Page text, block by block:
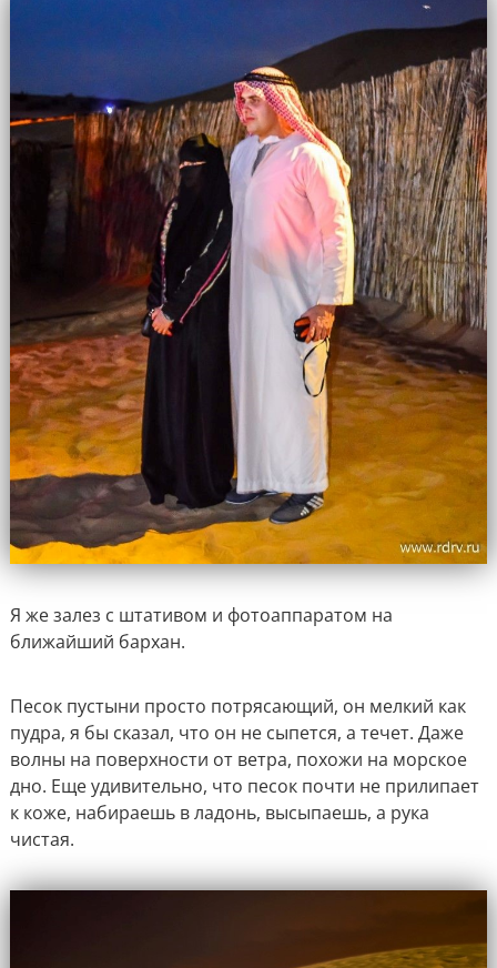
Я же залез с штативом и фотоаппаратом на
ближайший бархан.
Песок пустыни просто потрясающий, он мелкий как
пудра, я бы сказал, что он не сыпется, а течет. Даже
волны на поверхности от ветра, похожи на морское
дно. Еще удивительно, что песок почти не прилипает
к коже, набираешь в ладонь, высыпаешь, а рука
чистая.